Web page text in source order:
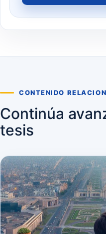
CONTENIDO
Continúa
tesis